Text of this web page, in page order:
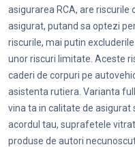
asigurarea RCA, are
asigurat, putand sa optezi
riscurile, mai putin
unor riscuri limitate. Aceste
caderi de corpuri pe
asistenta rutiera. Varianta
vina ta in calitate de asigurat
acordul tau, suprafetele
produse de autori